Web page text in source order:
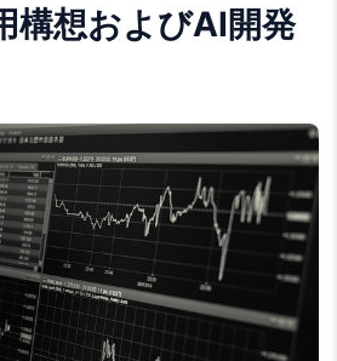
構想およびAI開発